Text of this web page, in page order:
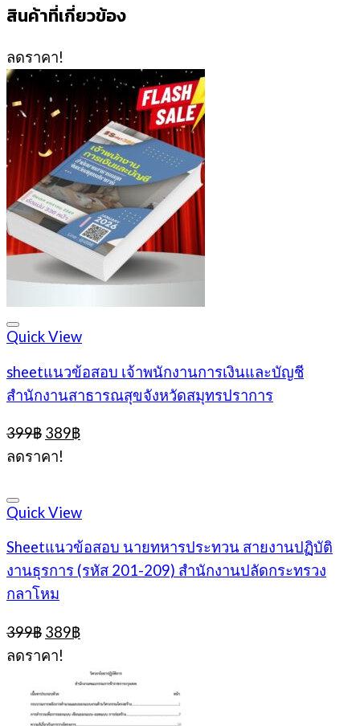
สินค้าที่เกี่ยวข้อง
ลดราคา!
Quick View
sheetแนวข้อสอบ เจ้าพนักงานการเงินและบัญชี
สำนักงานสาธารณสุขจังหวัดสมุทรปราการ
399฿ Original
price
was:
389฿Current
ลดราคา!
Quick View
Sheetแนวข้อสอบ นายทหารประทวน สายงานปฏิบัติ
งานธุรการ (รหัส 201-209) สำนักงานปลัดกระทรวง
กลาโหม
399฿ Original
price
was:
399฿.
389฿Current
389฿.
ลดราคา!